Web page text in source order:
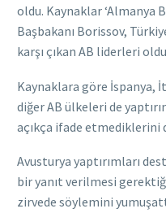
oldu. Kaynaklar ‘Almanya
Başbakanı Borissov,
karşı çıkan AB liderleri
Kaynaklara göre İspanya,
diğer AB ülkeleri de
açıkça ifade etmediklerini
Avusturya yaptırımları
bir yanıt verilmesi
zirvede söylemini